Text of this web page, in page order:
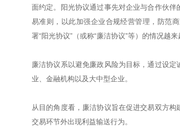
面约定。阳光协议通过事先对企业与合作伙
易准则，以此加强企业合规经营管理，防范
署“阳光协议”（或称“廉洁协议”等）的情况越来
廉洁协议系以避免廉政风险为目标，通过设
业、金融机构以及大中型企业。
从目的角度看，廉洁协议旨在促进交易双方
交易环节外出现利益输送行为。